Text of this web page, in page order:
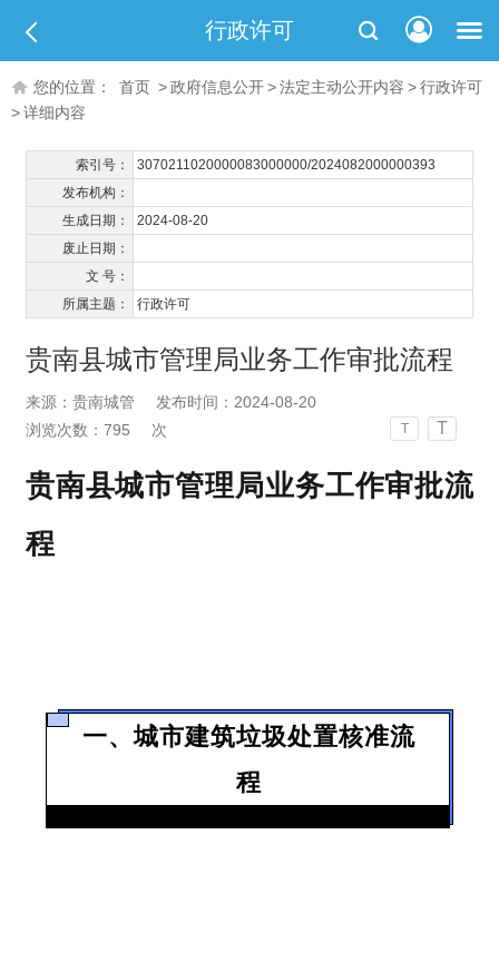
行政许可
您的位置： 首页 >政府信息公开>法定主动公开内容 >行政许可
>详细内容
索引号：
3070211020000083000000/2024082000000393
发布机构：
生成日期：
2024-08-20
废止日期：
文 号：
所属主题：
行政许可
贵南县城市管理局业务工作审批流程
来源：贵南城管
发布时间：2024-08-20
浏览次数： 795 次 T T
贵南县城市管理局业务工作审批流
程
一、城市建筑垃圾处置核准流
程